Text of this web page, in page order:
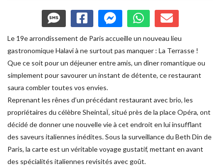
Le 19e arrondissement de Paris accueille un nouveau lieu
gastronomique Halavi à ne surtout pas manquer : La Terrasse !
Que ce soit pour un déjeuner entre amis, un dîner romantique ou
simplement pour savourer un instant de détente, ce restaurant
saura combler toutes vos envies.
Reprenant les rênes d’un précédant restaurant avec brio, les
propriétaires du célèbre SheintaÏ, situé près de la place Opéra, ont
décidé de donner une nouvelle vie à cet endroit en lui insufflant
des saveurs italiennes inédites. Sous la surveillance du Beth Din de
Paris, la carte est un véritable voyage gustatif, mettant en avant
des spécialités italiennes revisités avec goût.